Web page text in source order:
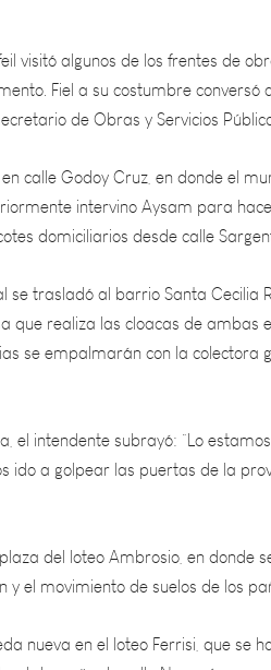
Fiel a su costumbre conversó
de Obras y Servicios
Godoy Cruz, en donde el
intervino Aysam para
domiciliarios desde calle
trasladó al barrio Santa Cecilia
realiza las cloacas de ambas
se empalmarán con la
subrayó: “Lo estamos
a golpear las puertas de la
del loteo Ambrosio, en donde se
movimiento de suelos de los
nueva en el loteo Ferrisi, que
desagüe de calle Neuquén,